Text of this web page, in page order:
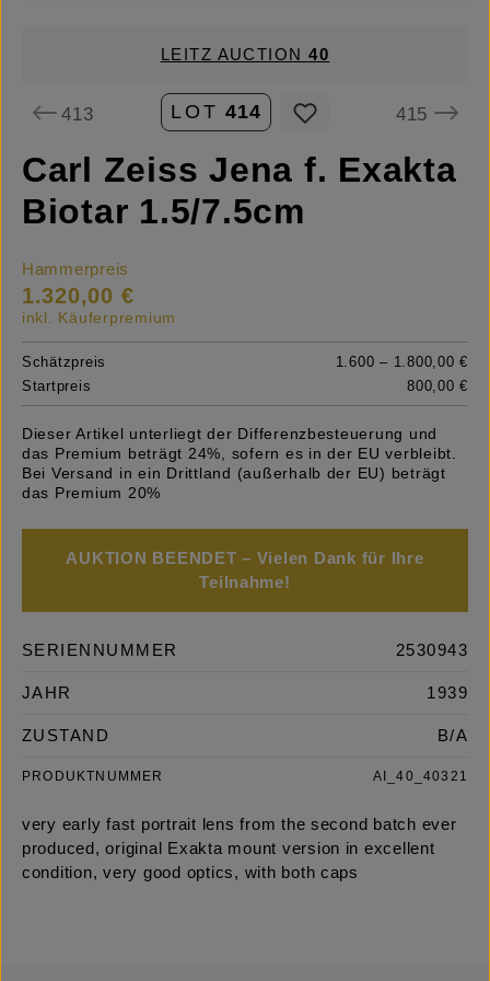
LEITZ AUCTION40
413 LOT 414 415
Carl Zeiss Jena f. Exakta
Biotar 1.5/7.5cm
Hammerpreis
1.320,00 €
inkl. Käuferpremium
Schätzpreis
1.600 – 1.800,00 €
Startpreis
800,00 €
Dieser Artikel unterliegt der Differenzbesteuerung und
das Premium beträgt 24%, sofern es in der EU verbleibt.
Bei Versand in ein Drittland (außerhalb der EU) beträgt
das Premium 20%
AUKTION BEENDET – Vielen Dank für Ihre
Teilnahme!
SERIENNUMMER 2530943
JAHR 1939
ZUSTAND B/A
PRODUKTNUMMER AI_40_40321
very early fast portrait lens from the second batch ever
produced, original Exakta mount version in excellent
condition, very good optics, with both caps